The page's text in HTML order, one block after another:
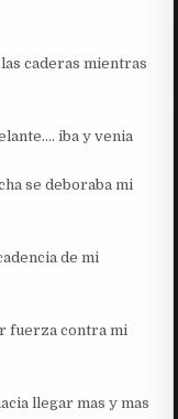
caderas mientras
iba y venia
se deboraba mi
de mi
fuerza contra mi
llegar mas y mas